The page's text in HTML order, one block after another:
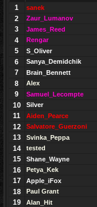
1 sanek
2 Zaur_Lumanov
3 James_Reed
4 Rengar
5 S_Oliver
6 Sanya_Demidchik
7 Brain_Bennett
8 Alex
9 Samuel_Lecompte
10 Silver
11 Aiden_Pearce
12 Salvatore_Guerzoni
13 Svinka_Peppa
14 tested
15 Shane_Wayne
16 Petya_Kek
17 Apple_iFox
18 Paul Grant
19 Alan_Hit